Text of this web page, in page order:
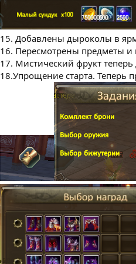
15. Добавлены дыроколы в
16. Пересмотрены предметы
17. Мистический фрукт теперь
18.Упрощение старта. Теперь